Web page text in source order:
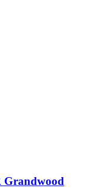
Grandwood